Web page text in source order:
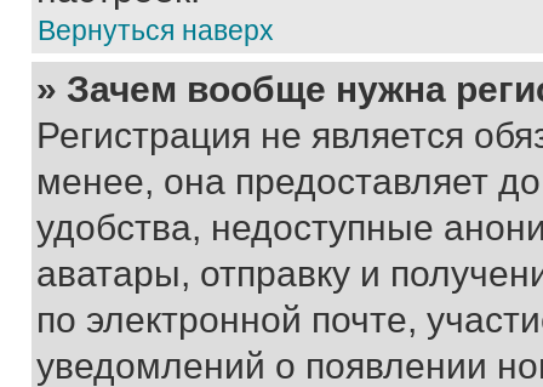
Вернуться наверх
» Зачем вообще нужна
Регистрация не является
менее, она предоставляет
удобства, недоступные
аватары, отправку и
по электронной почте,
уведомлений о появлении